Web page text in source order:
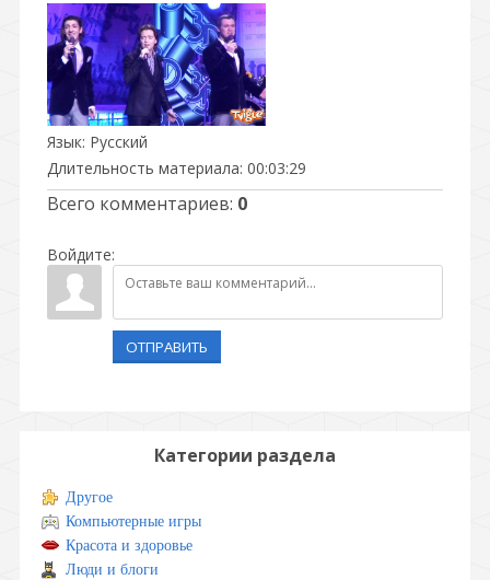
Язык: Русский
Длительность материала: 00:03:29
Всего комментариев: 0
Войдите:
ОТПРАВИТЬ
Категории раздела
Другое
Компьютерные игры
Красота и здоровье
Люди и блоги